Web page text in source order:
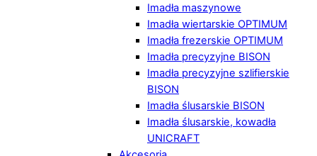
Imadła maszynowe
Imadła wiertarskie OPTIMUM
Imadła frezerskie OPTIMUM
Imadła precyzyjne BISON
Imadła precyzyjne szlifierskie
BISON
Imadła ślusarskie BISON
Imadła ślusarskie, kowadła
UNICRAFT